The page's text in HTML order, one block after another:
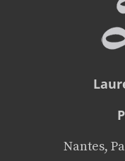
Nantes,